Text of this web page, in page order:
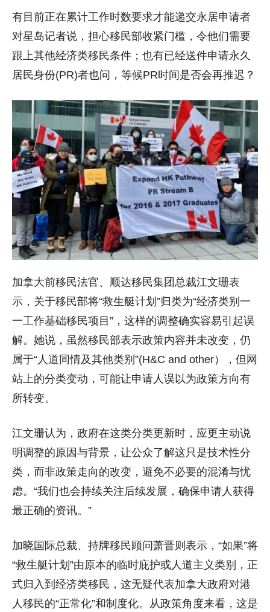
有目前正在累计工作时数要求才能递交永居申请者
对星岛记者说，担心移民部收紧门槛，令他们需要
跟上其他经济类移民条件；也有已经送件申请永久
居民身份(PR)者也问，等候PR时间是否会再推迟？
加拿大前移民法官、顺达移民集团总裁江文珊表
示，关于移民部将“救生艇计划”归类为“经济类别一
一工作基础移民项目”，这样的调整确实容易引起误
解。她说，虽然移民部表示政策内容并未改变，仍
属于“人道同情及其他类别”(H&C and other），但网
站上的分类变动， 可能让申请人误以为政策方向有
所转变。
江文珊认为，政府在这类分类更新时， 应更主动说
明调整的原因与背景，让公众了解这只是技术性分
类， 而非政策走向的改变，避免不必要的混淆与忧
虑。“我们也会持续关注后续发展，确保申请人获得
最正确的资讯。”
加晓国际总裁、持牌移民顾问萧晋则表示，“如果”将
“救生艇计划”由原本的临时庇护或人道主义类别，正
式归入到经济类移民，这无疑代表加拿大政府对港
人移民的“正常化”和制度化。从政策角度来看，这是